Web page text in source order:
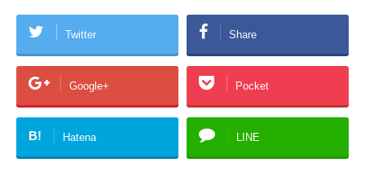
Twitter Share
Google+ Pocket
B! Hatena LINE